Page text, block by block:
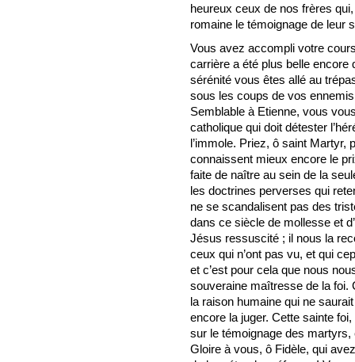
heureux ceux de nos frères
romaine le témoignage de leur
Vous avez accompli votre
carrière a été plus belle encore
sérénité vous êtes allé au
sous les coups de vos
Semblable à Etienne, vous
catholique qui doit détester
l’immole. Priez, ô saint Martyr,
connaissent mieux encore le
faite de naître au sein de la
les doctrines perverses qui
ne se scandalisent pas des
dans ce siècle de mollesse et
Jésus ressuscité ; il nous la
ceux qui n’ont pas vu, et qui
et c’est pour cela que nous
souveraine maîtresse de la foi.
la raison humaine qui ne
encore la juger. Cette sainte
sur le témoignage des
Gloire à vous, ô Fidèle, qui